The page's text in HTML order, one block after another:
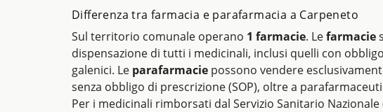
Differenza tra farmacia e parafarmacia a Carpeneto
Sul territorio comunale operano 1 farmacie. Lefarmacie
dispensazione di tutti i medicinali, inclusi quelli con
galenici. Le parafarmacie possono vendere
senza obbligo di prescrizione (SOP), oltre a
Per i medicinali rimborsati dal Servizio Sanitario